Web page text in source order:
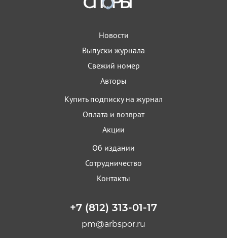
Новости
Выпуски журнала
Свежий номер
Авторы
Купить подписку на журнал
Оплата и возврат
Акции
Об издании
Сотрудничество
Контакты
+7 (812) 313-01-17
pm@arbspor.ru